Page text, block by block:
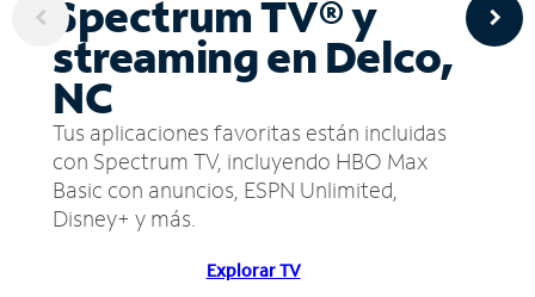
Spectrum TV® y
streaming en Delco,
NC
Tus aplicaciones favoritas están incluidas
con Spectrum TV, incluyendo HBO Max
Basic con anuncios, ESPN Unlimited,
Disney+ y más.
Explorar TV